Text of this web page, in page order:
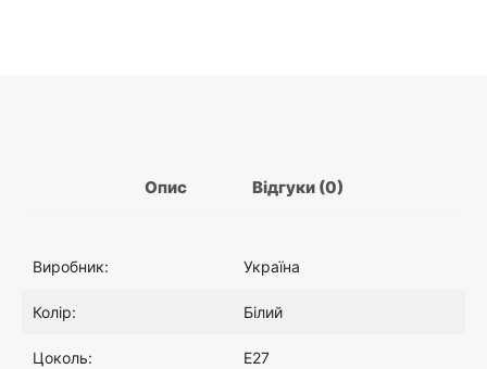
Опис Відгуки (0)
Виробник: Україна
Колір: Білий
Цоколь: E27